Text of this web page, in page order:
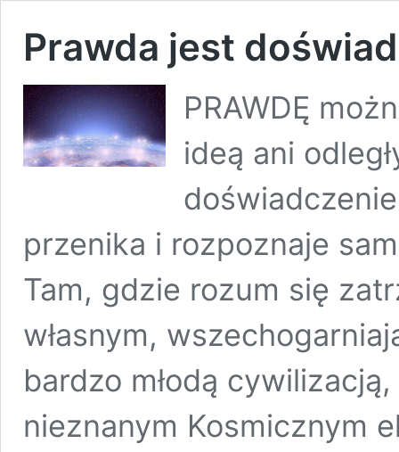
Prawda jest
PRAWDĘ
ideą ani
przenika i rozpoznaje
Tam, gdzie rozum się
własnym,
bardzo młodą
nieznanym Kosmicznym